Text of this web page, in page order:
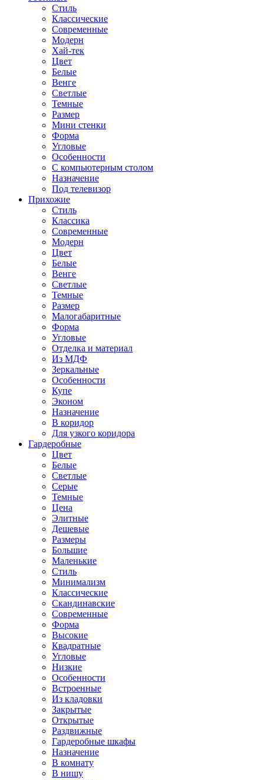
Стиль
Классические
Современные
Модерн
Хай-тек
Цвет
Белые
Венге
Светлые
Темные
Размер
Мини стенки
Форма
Угловые
Особенности
С компьютерным столом
Назначение
Под телевизор
Прихожие
Стиль
Классика
Современные
Модерн
Цвет
Белые
Венге
Светлые
Темные
Размер
Малогабаритные
Форма
Угловые
Отделка и материал
Из МДФ
Зеркальные
Особенности
Купе
Эконом
Назначение
В коридор
Для узкого коридора
Гардеробные
Цвет
Белые
Светлые
Серые
Темные
Цена
Элитные
Дешевые
Размеры
Большие
Маленькие
Стиль
Минимализм
Классические
Скандинавские
Современные
Форма
Высокие
Квадратные
Угловые
Низкие
Особенности
Встроенные
Из кладовки
Закрытые
Открытые
Раздвижные
Гардеробные шкафы
Назначение
В комнату
В нишу